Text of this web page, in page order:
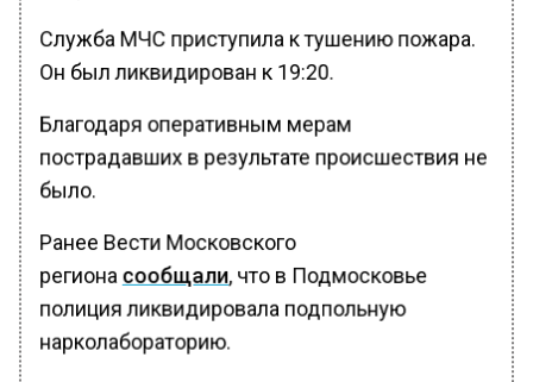
Служба МЧС приступила к тушению пожара.
Он был ликвидирован к 19:20.
Благодаря оперативным мерам
пострадавших в результате происшествия не
было.
Ранее Вести Московского
регионасообщали, что в Подмосковье
полиция ликвидировала подпольную
нарколабораторию.